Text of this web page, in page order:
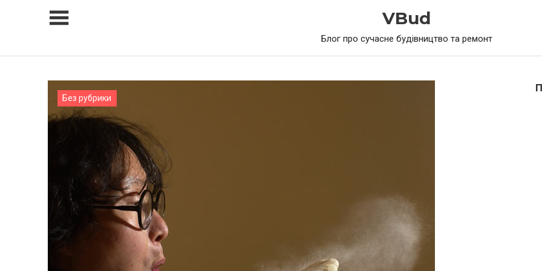
VBud
Блог про сучасне будівництво та ремонт
Без рубрики